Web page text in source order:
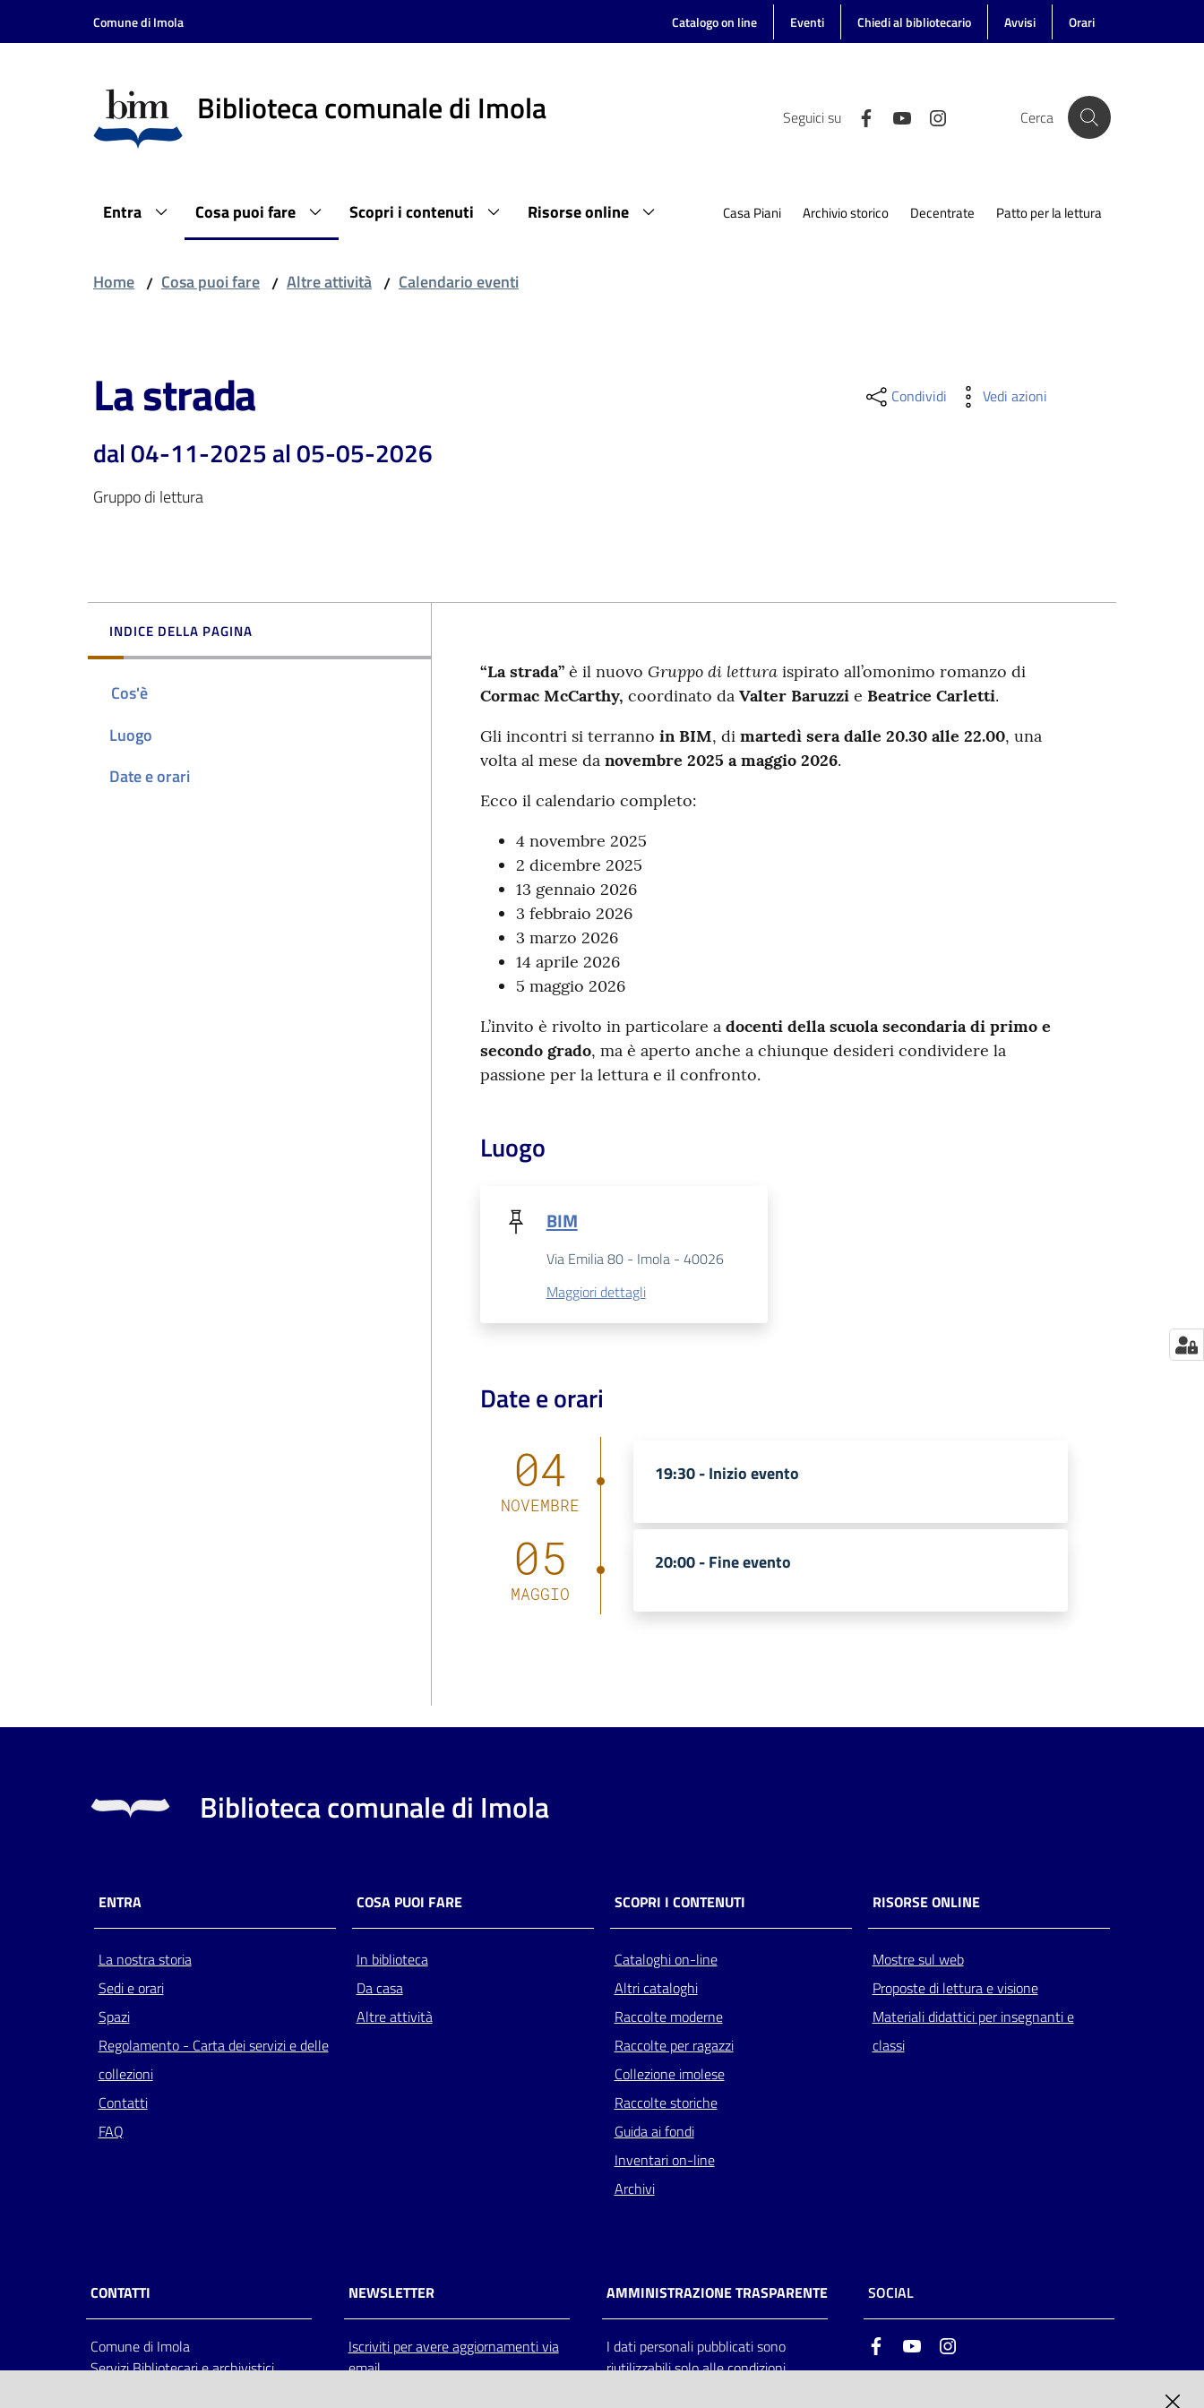
Vai al contenuto
Vai alla navigazione
Comune di Imola Catalogo on line Eventi Chiedi al bibliotecario Avvisi Orari
Biblioteca comunale di Imola Seguici su Cerca
Entra Cosa puoi fare Scopri i contenuti Risorse online Casa Piani Archivio storico Decentrate Patto per la lettura
Home / Cosa puoi fare / Altre attività / Calendario eventi
La strada
dal 04-11-2025 al 05-05-2026
Gruppo di lettura
Condividi Vedi azioni
INDICE DELLA PAGINA
Cos'è
Luogo
Date e orari
“La strada”è il nuovo Gruppo di letturaispirato all’omonimo romanzo di
Cormac McCarthy, coordinato da Valter Baruzzie Beatrice Carletti.
Gli incontri si terranno in BIM, di martedì sera dalle 20.30 alle 22.00, una
volta al mese da novembre 2025 a maggio 2026.
Ecco il calendario completo:
4 novembre 2025
2 dicembre 2025
13 gennaio 2026
3 febbraio 2026
3 marzo 2026
14 aprile 2026
5 maggio 2026
L’invito è rivolto in particolare a docenti della scuola secondaria di primo e
secondo grado, ma è aperto anche a chiunque desideri condividere la
passione per la lettura e il confronto.
Luogo
BIM
Via Emilia 80 - Imola - 40026
Maggiori dettagli
Date e orari
04
NOVEMBRE
19:30 -Inizio evento
05
MAGGIO
20:00 -Fine evento
Biblioteca comunale di Imola
ENTRA
La nostra storia
Sedi e orari
Spazi
Regolamento - Carta dei servizi e delle
collezioni
Contatti
FAQ
COSA PUOI FARE
In biblioteca
Da casa
Altre attività
SCOPRI I CONTENUTI
Cataloghi on-line
Altri cataloghi
Raccolte moderne
Raccolte per ragazzi
Collezione imolese
Raccolte storiche
Guida ai fondi
Inventari on-line
Archivi
RISORSE ONLINE
Mostre sul web
Proposte di lettura e visione
Materiali didattici per insegnanti e
classi
CONTATTI
Comune di Imola
Servizi Bibliotecari e archivistici
NEWSLETTER
Iscriviti per avere aggiornamenti via
email
AMMINISTRAZIONE TRASPARENTE
I dati personali pubblicati sono
riutilizzabili solo alle condizioni
SOCIAL
FacebookYoutube